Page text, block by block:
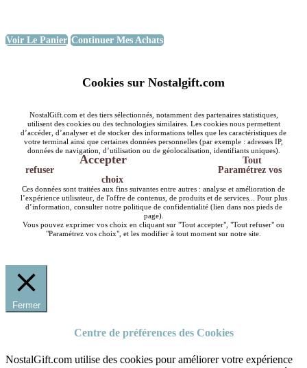
Voir Le Panier Continuer Mes Achats
Cookies sur Nostalgift.com
NostalGift.com et des tiers sélectionnés, notamment des partenaires statistiques,
utilisent des cookies ou des technologies similaires. Les cookies nous permettent
d’accéder, d’analyser et de stocker des informations telles que les caractéristiques de
votre terminal ainsi que certaines données personnelles (par exemple : adresses IP,
données de navigation, d’utilisation ou de géolocalisation, identifiants uniques).
Accepter
Tout
refuser
Paramétrez vos
choix
Ces données sont traitées aux fins suivantes entre autres : analyse et amélioration de
l’expérience utilisateur, de l'offre de contenus, de produits et de services... Pour plus
d’information, consulter notre politique de confidentialité (lien dans nos pieds de
page).
Vous pouvez exprimer vos choix en cliquant sur "Tout accepter", "Tout refuser" ou
"Paramétrez vos choix", et les modifier à tout moment sur notre site.
Fermer
Centre de préférences des Cookies
NostalGift.com utilise des cookies pour améliorer votre expérience